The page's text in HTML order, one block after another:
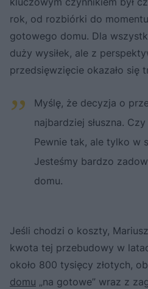
rok, od rozbiórki do
gotowego domu. Dla
duży wysiłek, ale z
przedsięwzięcie okazało się
Myślę, że decyzja o
najbardziej słuszna.
Pewnie tak, ale tylko w
Jesteśmy bardzo
domu.
Jeśli chodzi o koszty,
kwota tej przebudowy w
około 800 tysięcy złotych,
domu „na gotowe” wraz z